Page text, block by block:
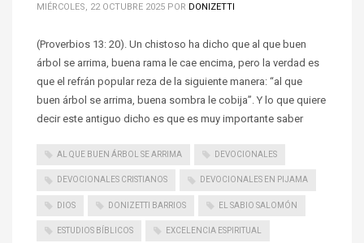
MIÉRCOLES, 22 OCTUBRE 2025 POR DONIZETTI
(Proverbios 13: 20). Un chistoso ha dicho que al que buen
árbol se arrima, buena rama le cae encima, pero la verdad es
que el refrán popular reza de la siguiente manera: “al que
buen árbol se arrima, buena sombra le cobija”. Y lo que quiere
decir este antiguo dicho es que es muy importante saber
AL QUE BUEN ÁRBOL SE ARRIMA DEVOCIONALES
DEVOCIONALES CRISTIANOS DEVOCIONALES EN PIJAMA
DIOS DONIZETTI BARRIOS EL SABIO SALOMÓN
ESTUDIOS BÍBLICOS EXCELENCIA ESPIRITUAL